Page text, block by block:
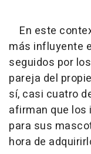
En este
más influyente
seguidos por
pareja del
sí, casi cuatro
afirman que los
para sus
hora de